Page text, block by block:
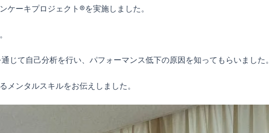
ケーキプロジェクト®︎を実施しました。
じて自己分析を行い、パフォーマンス低下の原因を知ってもらいました。
ンタルスキルをお伝えしました。